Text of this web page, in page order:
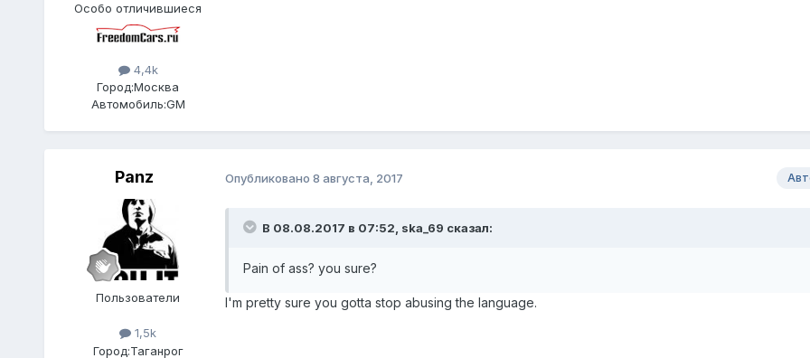
Особо отличившиеся
4,4k
Город:Москва
Автомобиль:GM
Panz
Пользователи
1,5k
Город:Таганрог
Опубликовано 8 августа, 2017
В 08.08.2017 в 07:52, ska_69 сказал:
Pain of ass? you sure?
I'm pretty sure you gotta stop abusing the language.